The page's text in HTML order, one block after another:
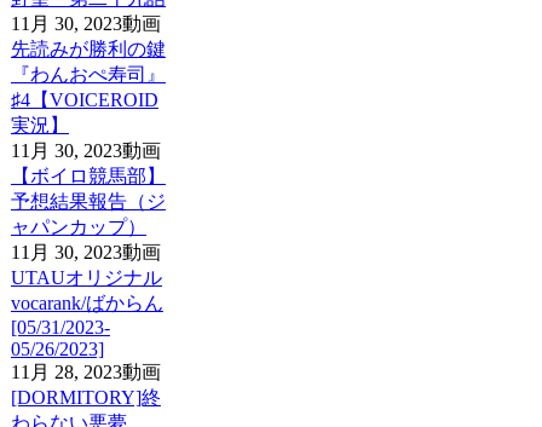
11月 30, 2023動画
先読みが勝利の鍵
『わんおぺ寿司』
♯4【VOICEROID
実況】
11月 30, 2023動画
【ボイロ競馬部】
予想結果報告（ジ
ャパンカップ）
11月 30, 2023動画
UTAUオリジナル
vocarank/ばからん
[05/31/2023-
05/26/2023]
11月 28, 2023動画
[DORMITORY]終
わらない悪夢